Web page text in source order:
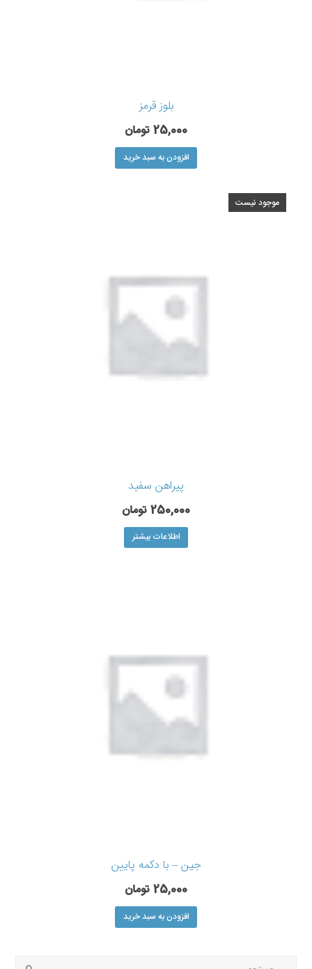
بلوز قرمز
25,000تومان
افزودن به سبد خرید
موجود نیست
پیراهن سفید
250,000تومان
اطلاعات بیشتر
جین – با دکمه پایین
25,000تومان
افزودن به سبد خرید